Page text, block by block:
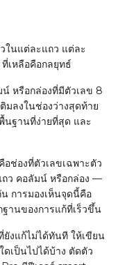
วในแต่ละแถว แต่ละ
เหลือคือกลยุทธ์
หรือกล่องที่มีตัวเลข 8
มลงในช่องว่างสุดท้าย
ฐานที่ง่ายที่สุด และ
ช่องที่ตัวเลขเฉพาะตัว
ถว คอลัมน์ หรือกล่อง —
การมองเห็นจุดนี้คือ
านของการแก้ที่เร็วขึ้น
งแก้ไม่ได้ทันที ให้เขียน
ดเป็นไปได้บ้าง ตัดตัว